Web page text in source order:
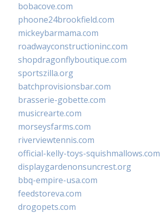
bobacove.com
phoone24brookfield.com
mickeybarmama.com
roadwayconstructioninc.com
shopdragonflyboutique.com
sportszilla.org
batchprovisionsbar.com
brasserie-gobette.com
musicrearte.com
morseysfarms.com
riverviewtennis.com
official-kelly-toys-squishmallows.com
displaygardenonsuncrest.org
bbq-empire-usa.com
feedstoreva.com
drogopets.com